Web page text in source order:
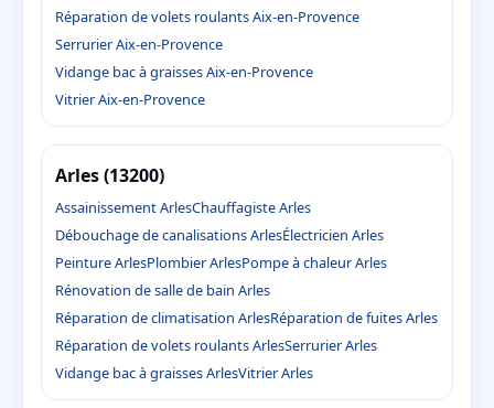
Réparation de volets roulants Aix-en-Provence
Serrurier Aix-en-Provence
Vidange bac à graisses Aix-en-Provence
Vitrier Aix-en-Provence
Arles (13200)
Assainissement ArlesChauffagiste Arles
Débouchage de canalisations ArlesÉlectricien Arles
Peinture ArlesPlombier ArlesPompe à chaleur Arles
Rénovation de salle de bain Arles
Réparation de climatisation ArlesRéparation de fuites Arles
Réparation de volets roulants ArlesSerrurier Arles
Vidange bac à graisses ArlesVitrier Arles